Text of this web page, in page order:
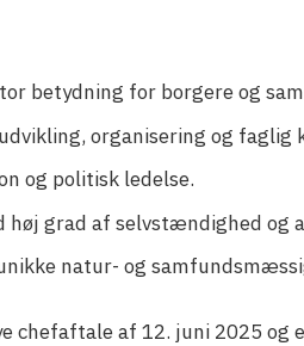
betydning for borgere og
organisering og faglig
og politisk ledelse.
grad af selvstændighed og
natur- og
chefaftale af 12. juni 2025 og